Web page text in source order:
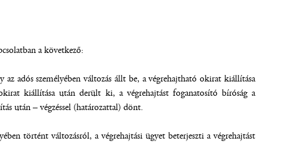
a következő:
adós személyében változás állt be, a végrehajtható okirat kiállítása
kiállítása után derült ki, a végrehajtást foganatosító bíróság a
után – végzéssel (határozattal) dönt.
történt változásról, a végrehajtási ügyet beterjeszti a végrehajtást